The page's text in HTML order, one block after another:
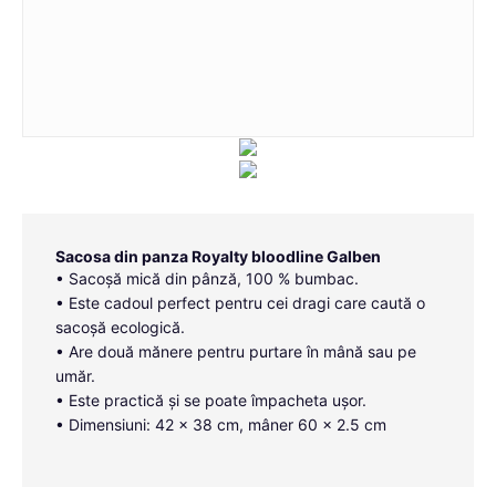
Sacosa din panza Royalty bloodline Galben
• Sacoșă mică din pânză, 100 % bumbac.
• Este cadoul perfect pentru cei dragi care caută o
sacoșă ecologică.
• Are două mănere pentru purtare în mână sau pe
umăr.
• Este practică și se poate împacheta ușor.
• Dimensiuni: 42 x 38 cm, mâner 60 x 2.5 cm